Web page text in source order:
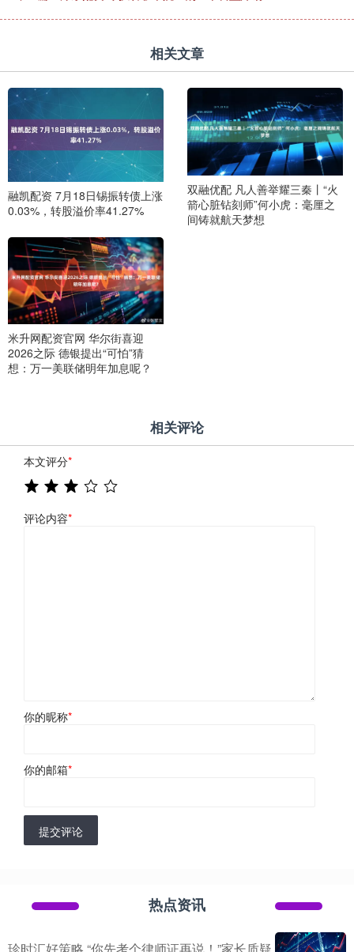
相关文章
融凯配资 7月18日锡振转债上涨
0.03%，转股溢价率41.27%
双融优配 凡人善举耀三秦丨“火
箭心脏钻刻师”何小虎：毫厘之
间铸就航天梦想
米升网配资官网 华尔街喜迎
2026之际 德银提出“可怕”猜
想：万一美联储明年加息呢？
相关评论
本文评分*
评论内容*
你的昵称*
你的邮箱*
提交评论
热点资讯